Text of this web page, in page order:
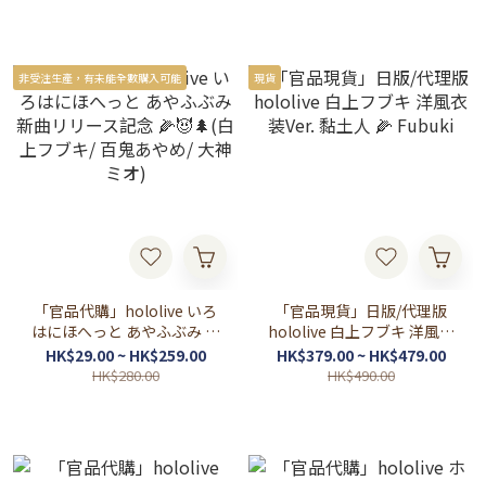
非受注生產，有未能全數購入可能
「官品代購」hololive いろ
はにほへっと あやふぶみ 新
曲リリース記念 🌽😈🌲(白上
フブキ/ 百鬼あやめ/ 大神ミ
HK$29.00 ~ HK$259.00
HK$280.00
現貨
「官品現貨」日版/代理版
hololive 白上フブキ 洋風衣
装Ver. 黏土人 🌽 Fubuki
HK$379.00 ~ HK$479.00
HK$490.00